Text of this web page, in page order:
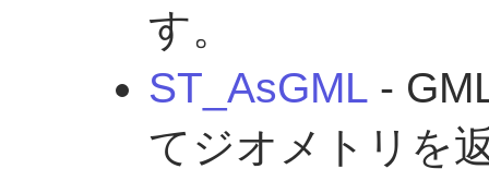
す。
ST_AsGML -
てジオメトリを